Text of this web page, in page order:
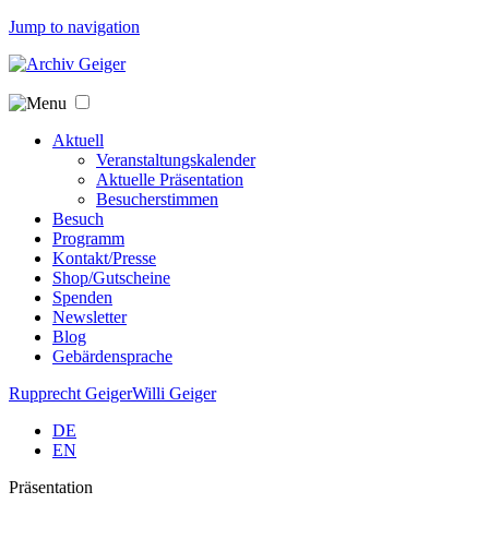
Jump to navigation
Aktuell
Veranstaltungskalender
Aktuelle Präsentation
Besucherstimmen
Besuch
Programm
Kontakt/Presse
Shop/Gutscheine
Spenden
Newsletter
Blog
Gebärdensprache
Rupprecht GeigerWilli Geiger
DE
EN
Präsentation